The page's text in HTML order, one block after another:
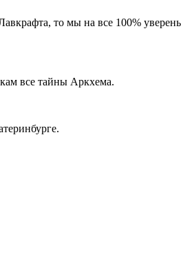
то мы на все 100%
все тайны Аркхема.